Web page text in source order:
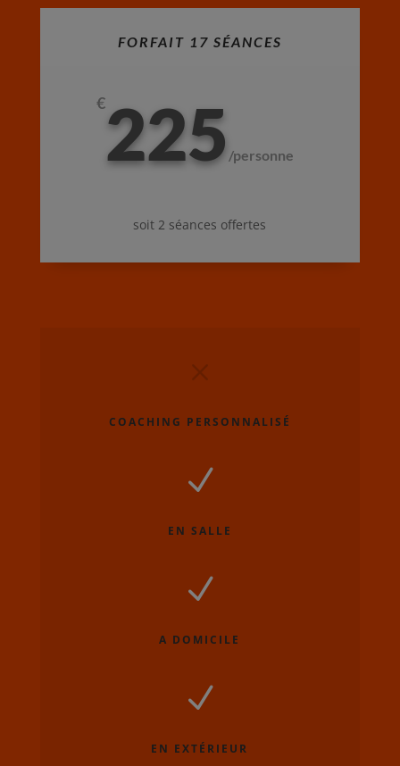
FORFAIT 17 SÉANCES
€225 /personne
soit 2 séances offertes
COACHING PERSONNALISÉ
N
EN SALLE
N
A DOMICILE
N
EN EXTÉRIEUR